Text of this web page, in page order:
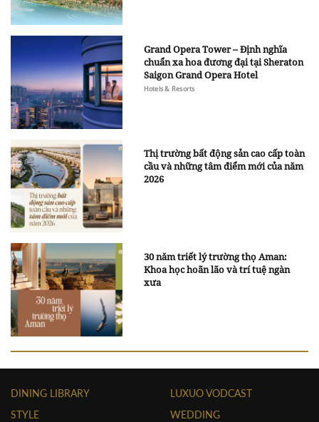
Grand Opera Tower – Định nghĩa
chuẩn xa hoa đương đại tại Sheraton
Saigon Grand Opera Hotel
Hotels & Resorts
Thị trường bất động sản cao cấp toàn
cầu và những tâm điểm mới của năm
2026
30 năm triết lý trường thọ Aman:
Khoa học hoãn lão và trí tuệ ngàn
xưa
DINING LIBRARY
STYLE
LUXUO VODCAST
WEDDING